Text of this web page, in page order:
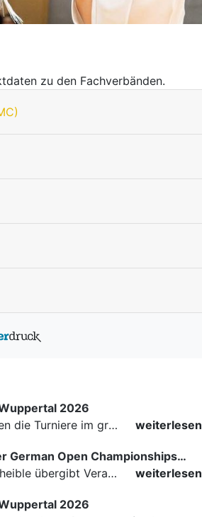
zu den Fachverbänden.
2026
Am zweiten Tag der danceComp starteten die Turniere im großen Saal. Den Auftakt machte das größte Feld des Wochenendes: Im WDSF Open Senior III Standard gingen 141 Paare aufs Parkett.
weiterlesen
German Open Championships…
Langjähriger Geschäftsführer Wilfried Scheible übergibt Verantwortung an Stephen Harnisch und Bernd Roßnagel Stuttgart, den 30. Juni 2026.
weiterlesen
2026